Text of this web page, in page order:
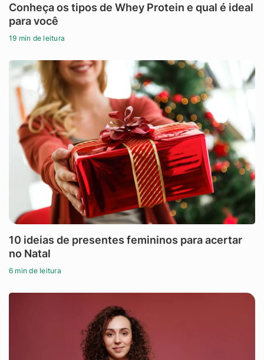
Conheça os tipos de Whey Protein e qual é ideal
para você
19 min de leitura
10 ideias de presentes femininos para acertar
no Natal
6 min de leitura